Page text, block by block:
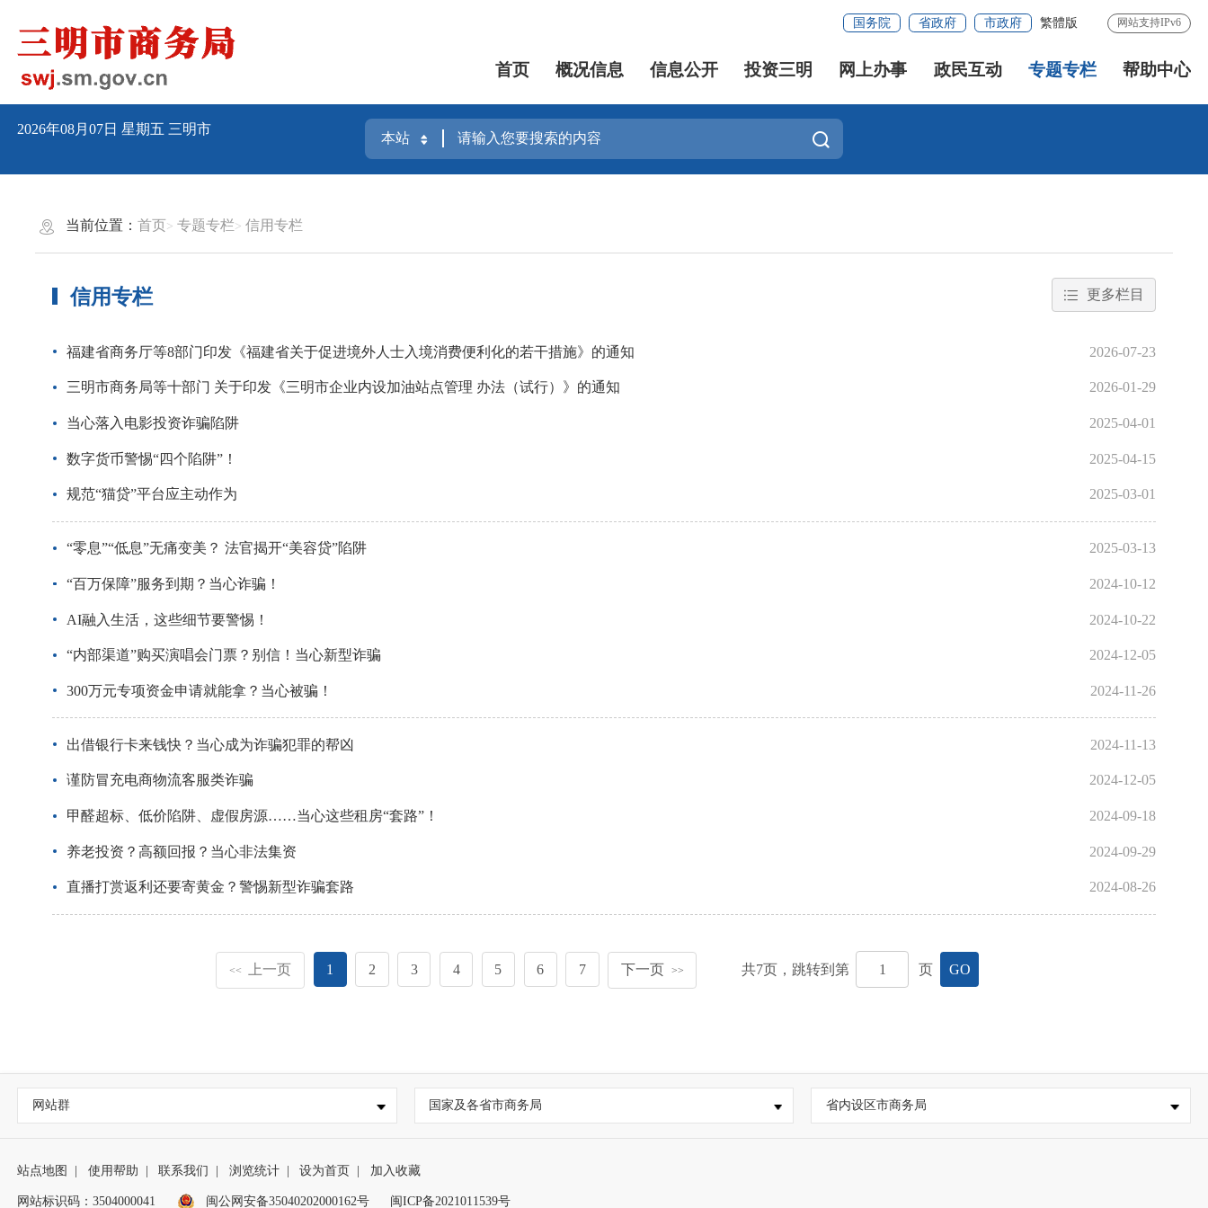
国务院 省政府 市政府 繁體版 网站支持IPv6
首页 概况信息 信息公开 投资三明 网上办事 政民互动 专题专栏 帮助中心
2026年08月07日星期五 三明市
当前位置：首页 专题专栏 信用专栏
信用专栏 更多栏目
福建省商务厅等8部门印发《福建省关于促进境外人士入境消费便利化的若干措施》的通知 2026-07-23
三明市商务局等十部门 关于印发《三明市企业内设加油站点管理 办法（试行）》的通知 2026-01-29
当心落入电影投资诈骗陷阱 2025-04-01
数字货币警惕“四个陷阱”！ 2025-04-15
规范“猫贷”平台应主动作为 2025-03-01
“零息”“低息”无痛变美？ 法官揭开“美容贷”陷阱 2025-03-13
“百万保障”服务到期？当心诈骗！ 2024-10-12
AI融入生活，这些细节要警惕！ 2024-10-22
“内部渠道”购买演唱会门票？别信！当心新型诈骗 2024-12-05
300万元专项资金申请就能拿？当心被骗！ 2024-11-26
出借银行卡来钱快？当心成为诈骗犯罪的帮凶 2024-11-13
谨防冒充电商物流客服类诈骗 2024-12-05
甲醛超标、低价陷阱、虚假房源……当心这些租房“套路”！ 2024-09-18
养老投资？高额回报？当心非法集资 2024-09-29
直播打赏返利还要寄黄金？警惕新型诈骗套路 2024-08-26
<< 上一页 1 2 3 4 5 6 7 下一页 >> 共7页，跳转到第 页 GO
网站群 国家及各省市商务局 省内设区市商务局
站点地图 使用帮助 联系我们 浏览统计 设为首页 加入收藏
网站标识码：3504000041 闽公网安备35040202000162号 闽ICP备2021011539号